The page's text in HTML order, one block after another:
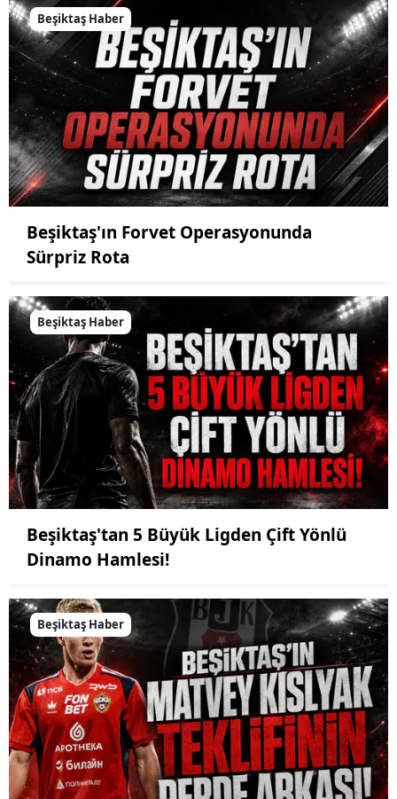
Beşiktaş Haber
Beşiktaş'ın Forvet Operasyonunda
Sürpriz Rota
Beşiktaş Haber
Beşiktaş'tan 5 Büyük Ligden Çift Yönlü
Dinamo Hamlesi!
Beşiktaş Haber